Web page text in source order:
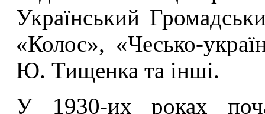
Український
«Колос», «Чесько-
Ю. Тищенка та інші.
У 1930-их роках